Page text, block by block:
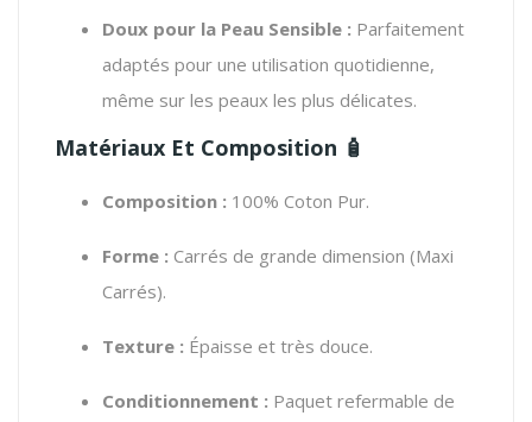
Doux pour la Peau Sensible : Parfaitement
adaptés pour une utilisation quotidienne,
même sur les peaux les plus délicates.
Matériaux Et Composition 🧴
Composition : 100% Coton Pur.
Forme : Carrés de grande dimension (Maxi
Carrés).
Texture : Épaisse et très douce.
Conditionnement : Paquet refermable de